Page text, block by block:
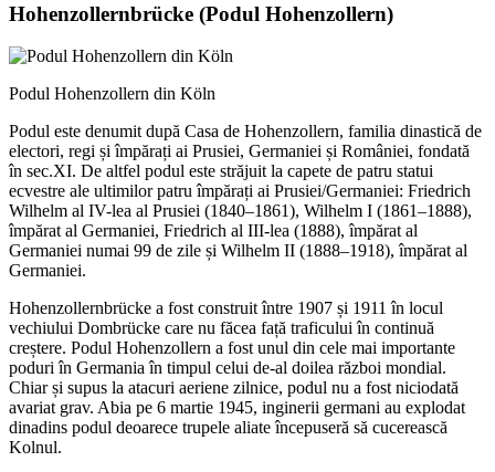
Hohenzollernbrücke (Podul Hohenzollern)
Podul Hohenzollern din Köln
Podul este denumit după Casa de Hohenzollern, familia dinastică de
electori, regi și împărați ai Prusiei, Germaniei și României, fondată
în sec.XI. De altfel podul este străjuit la capete de patru statui
ecvestre ale ultimilor patru împărați ai Prusiei/Germaniei: Friedrich
Wilhelm al IV-lea al Prusiei (1840–1861), Wilhelm I (1861–1888),
împărat al Germaniei, Friedrich al III-lea (1888), împărat al
Germaniei numai 99 de zile și Wilhelm II (1888–1918), împărat al
Germaniei.
Hohenzollernbrücke a fost construit între 1907 și 1911 în locul
vechiului Dombrücke care nu făcea față traficului în continuă
creștere. Podul Hohenzollern a fost unul din cele mai importante
poduri în Germania în timpul celui de-al doilea război mondial.
Chiar și supus la atacuri aeriene zilnice, podul nu a fost niciodată
avariat grav. Abia pe 6 martie 1945, inginerii germani au explodat
dinadins podul deoarece trupele aliate începuseră să cucerească
Kolnul.